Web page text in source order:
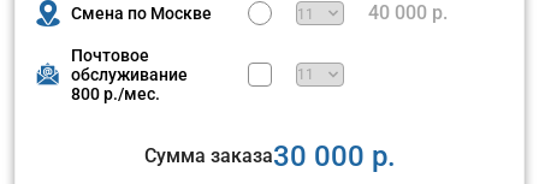
Смена по Москве 40 000 р.
Почтовое
обслуживание
800 р./мес.
Сумма заказа30 000 р.